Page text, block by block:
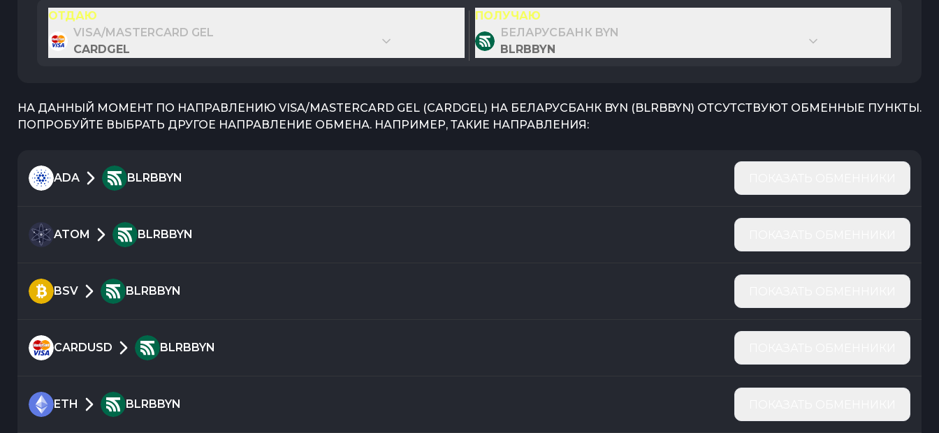
ОТДАЮ
VISA/MASTERCARD GEL
CARDGEL
ПОЛУЧАЮ
БЕЛАРУСБАНК BYN
BLRBBYN
НА ДАННЫЙ МОМЕНТ ПО НАПРАВЛЕНИЮ VISA/MASTERCARD GEL (CARDGEL) НА БЕЛАРУСБАНК BYN (BLRBBYN) ОТСУТСТВУЮТ ОБМЕННЫЕ ПУНКТЫ.
ПОПРОБУЙТЕ ВЫБРАТЬ ДРУГОЕ НАПРАВЛЕНИЕ ОБМЕНА. НАПРИМЕР, ТАКИЕ НАПРАВЛЕНИЯ:
ADA BLRBBYN
ATOM BLRBBYN
BSV BLRBBYN
CARDUSD BLRBBYN
ETH BLRBBYN